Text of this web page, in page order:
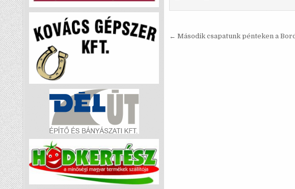
Bejegyzés
← Második csapatunk pénteken a